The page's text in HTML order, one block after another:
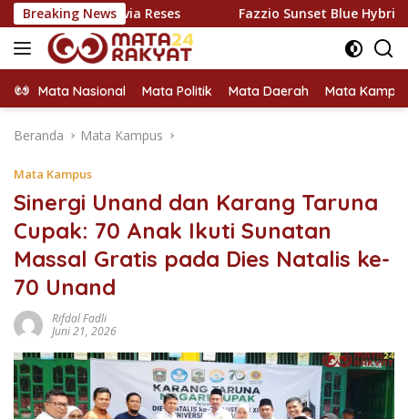
Langsung
ke
konten
Breaking News
via Reses Fazzio Sunset Blue Hybrid x Alkateri,
Mata Nasional Mata Politik Mata Daerah Mata
Beranda Mata Kampus
Mata Kampus
Sinergi Unand dan Karang Taruna
Cupak: 70 Anak Ikuti Sunatan
Massal Gratis pada Dies Natalis ke-
70 Unand
Rifdal Fadli
Juni 21, 2026